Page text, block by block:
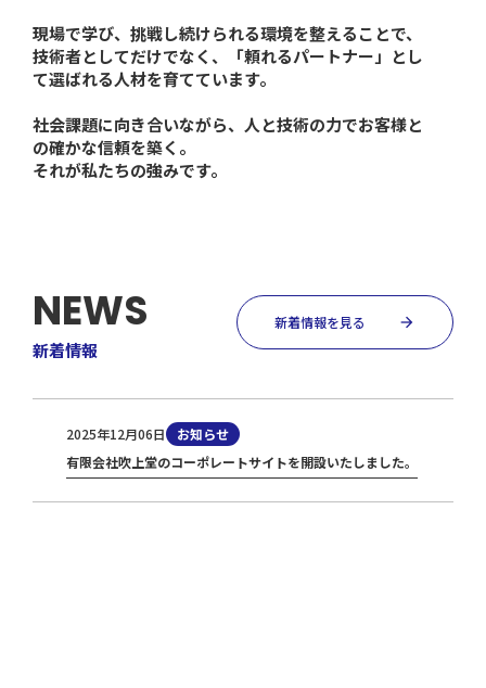
現場で学び、挑戦し続けられる環境を整えることで、
技術者としてだけでなく、「頼れるパートナー」とし
て選ばれる人材を育てています。
社会課題に向き合いながら、人と技術の力でお客様と
の確かな信頼を築く。
それが私たちの強みです。
NEWS
新着情報
新着情報を見る arrow_forward
2025年12月06日
お知らせ
有限会社吹上堂のコーポレートサイトを開設いたしました。